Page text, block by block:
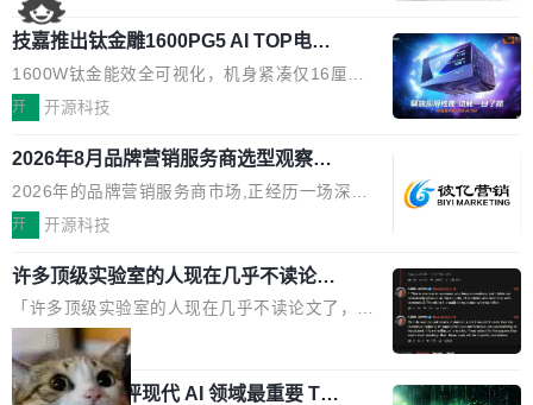
了，你为什么还要再做一个"，我都觉得这个问题
问得好。 因为我自己也是从用户变成开发者的。
现有产品的天花板 我用过不少 AI 浏览器插件。
刚开始觉得都挺好——选中一段文字，弹出解
要。但用久了你会发现，它们本质上都是同一类
东西：一个带网页上下文的聊天框。 它们能读取
页面的文本，然后把文本丢给大模型，再返回一
段回答。仅此而已。 这当然有用，但总觉得差点
意思。比如我在一个后台管理系统里，需要填50
个表单字段，每个字段还有联动逻辑；比如我
想...
技嘉推出钛金雕1600PG5 AI TOP电
源：为发烧级主机与本地AI算力打造旗
舰供电方案
1600W钛金能效全可视化，机身紧凑仅16厘米
继2026台北电脑展首度亮相后，技嘉科技近日正
电源专为发烧级DIY主机与本地AI算力平台打
造，整机长度仅16厘米，提供1600W额定功率
与80PLUS钛金能效；支持ATX 3.1与PCIe 5.1
规范，结合服务器级元件、完善供电线材与内置
实时LCD监控屏，可充分满足当下高阶PC主机
的严苛使用需求。 澎湃功率，紧凑机身 钛金雕1
600PG5 AI TOP具备强悍输出功率，同时实现
机身尺寸大幅精简。整机长度仅16厘米，属于同
功率段机身尺寸十分紧凑的1600W电源产品。小
开 开源科技
2026年8月品牌营销服务商选型观察：
从流量思维到品牌资产思维的范式转移
2026年的品牌营销服务商市场,正经历一场深刻
的价值重构。全球全案品牌代理机构市场从2025
复合增长率达5.44%,预计2032年将突破120亿美
元。数字广告与公共关系相关服务市场更是从20
25年的8463亿美元扩张至2026年的8763亿美
元。数字的背后是一个清晰的事实——品牌对专
业化营销服务的需求从未如此迫切。 但市场扩容
开 开源科技
许多顶级实验室的人现在几乎不读论文
了
「许多顶级实验室的人现在几乎不读论文了，而
且他们认为 ICLR/ICML/NeurIPS 充斥着大量过
度宣传和欺诈。」 OpenAI 研究员 Keller Jorda
n 这条推文引发了广泛讨论。他不是在说风凉
局
xAI 前工程师评现代 AI 领域最重要 Top